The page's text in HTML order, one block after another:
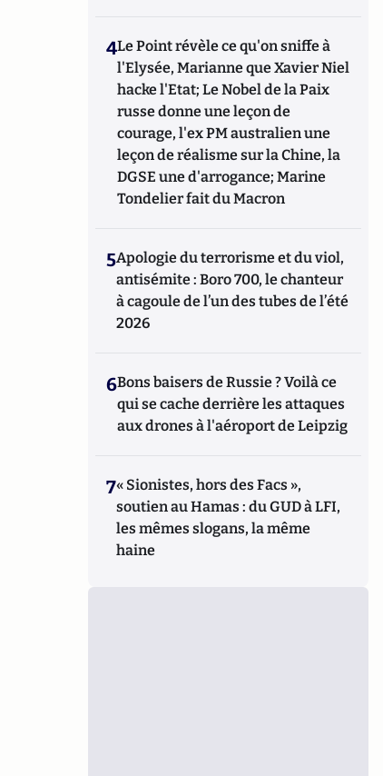
4Le Point révèle ce qu'on sniffe à
l'Elysée, Marianne que Xavier Niel
hacke l'Etat; Le Nobel de la Paix
russe donne une leçon de
courage, l'ex PM australien une
leçon de réalisme sur la Chine, la
DGSE une d'arrogance; Marine
Tondelier fait du Macron
5Apologie du terrorisme et du viol,
antisémite : Boro 700, le chanteur
à cagoule de l’un des tubes de l’été
2026
6Bons baisers de Russie ? Voilà ce
qui se cache derrière les attaques
aux drones à l'aéroport de Leipzig
7« Sionistes, hors des Facs »,
soutien au Hamas : du GUD à LFI,
les mêmes slogans, la même
haine